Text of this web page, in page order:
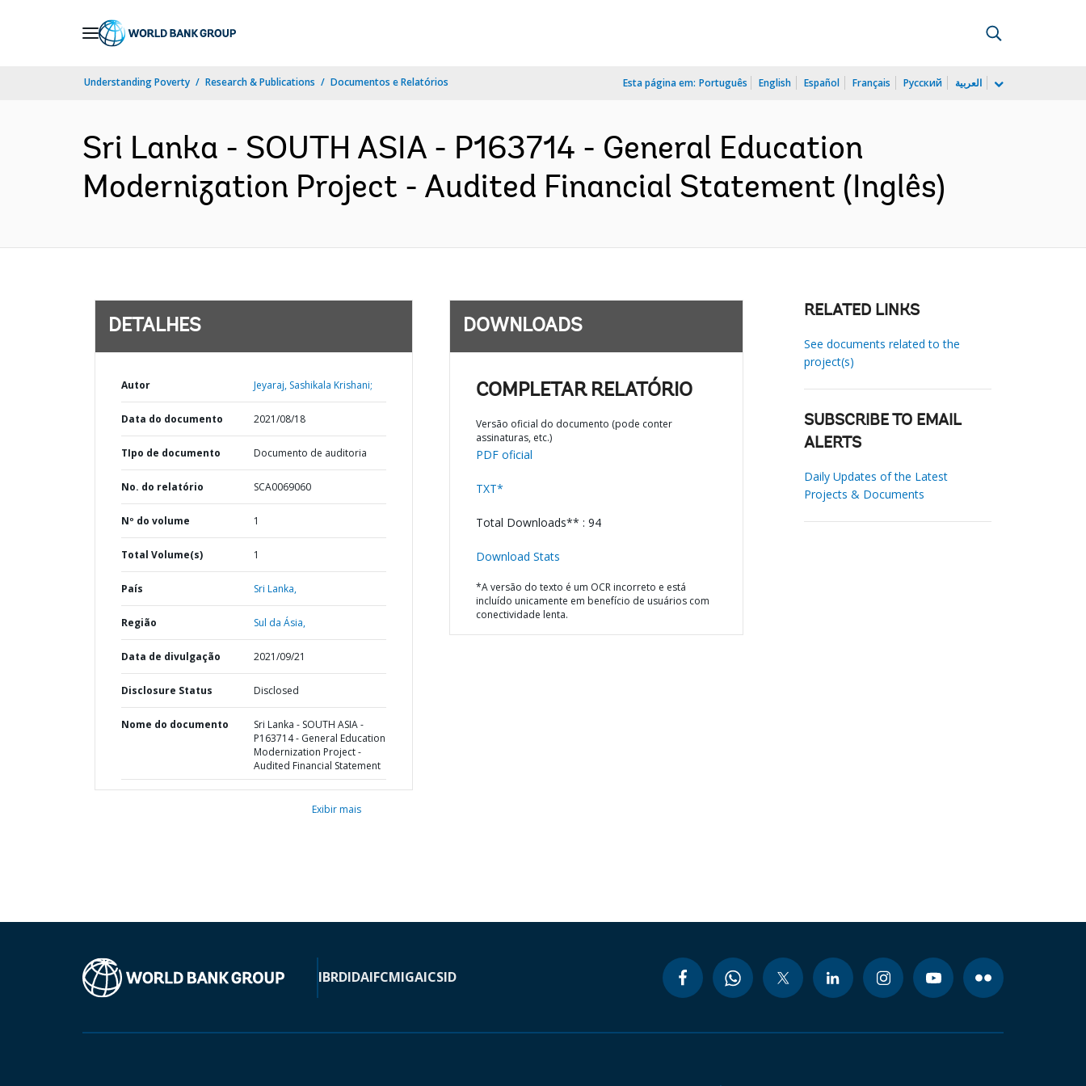
Understanding Poverty Research & Publications Documentos e Relatórios Esta página em: Português English Español Français Русский العربية
Sri Lanka - SOUTH ASIA - P163714 - General Education
Modernization Project - Audited Financial Statement (Inglês)
DETALHES
Autor Jeyaraj, Sashikala Krishani;
Data do documento 2021/08/18
TIpo de documento Documento de auditoria
No. do relatório SCA0069060
Nº do volume 1
Total Volume(s) 1
País Sri Lanka,
Região Sul da Ásia,
Data de divulgação 2021/09/21
Disclosure Status Disclosed
Nome do documento
Sri Lanka - SOUTH ASIA -
P163714 - General Education
Modernization Project -
Audited Financial Statement
Exibir mais
DOWNLOADS
COMPLETAR RELATÓRIO
Versão oficial do documento (pode conter
assinaturas, etc.)
PDF oficial
TXT*
Total Downloads** : 94
Download Stats
*A versão do texto é um OCR incorreto e está
incluído unicamente em benefício de usuários com
conectividade lenta.
RELATED LINKS
See documents related to the
project(s)
SUBSCRIBE TO EMAIL
ALERTS
Daily Updates of the Latest
Projects & Documents
IBRDIDAIFCMIGAICSID